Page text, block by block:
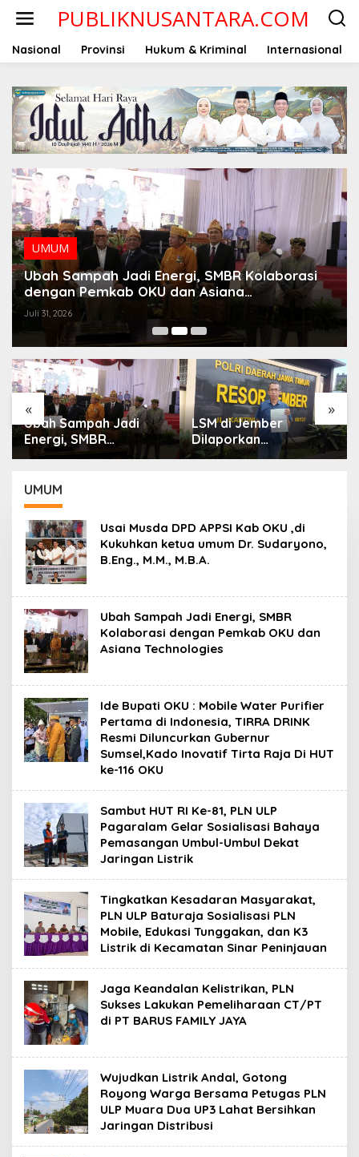
PUBLIKNUSANTARA.COM
Nasional Provinsi Hukum & Kriminal Internasional
UMUM
Ubah Sampah Jadi Energi, SMBR Kolaborasi
dengan Pemkab OKU dan Asiana
Technologies
Juli 31, 2026
« »
Ubah Sampah Jadi
Energi, SMBR
Kolaborasi dengan
Asiana Technologies
LSM di Jember
Dilaporkan
Pengancaman Dengan
UMUM
Usai Musda DPD APPSI Kab OKU ,di
Kukuhkan ketua umum Dr. Sudaryono,
B.Eng., M.M., M.B.A.
Ubah Sampah Jadi Energi, SMBR
Kolaborasi dengan Pemkab OKU dan
Asiana Technologies
Ide Bupati OKU : Mobile Water Purifier
Pertama di Indonesia, TIRRA DRINK
Resmi Diluncurkan Gubernur
Sumsel,Kado Inovatif Tirta Raja Di HUT
ke-116 OKU
Sambut HUT RI Ke-81, PLN ULP
Pagaralam Gelar Sosialisasi Bahaya
Pemasangan Umbul-Umbul Dekat
Jaringan Listrik
Tingkatkan Kesadaran Masyarakat,
PLN ULP Baturaja Sosialisasi PLN
Mobile, Edukasi Tunggakan, dan K3
Listrik di Kecamatan Sinar Peninjauan
Jaga Keandalan Kelistrikan, PLN
Sukses Lakukan Pemeliharaan CT/PT
di PT BARUS FAMILY JAYA
Wujudkan Listrik Andal, Gotong
Royong Warga Bersama Petugas PLN
ULP Muara Dua UP3 Lahat Bersihkan
Jaringan Distribusi